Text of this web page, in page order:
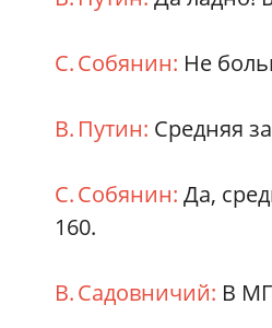
С. Собянин: Не
В. Путин: Средняя
С. Собянин: Да,
160.
В. Садовничий: В